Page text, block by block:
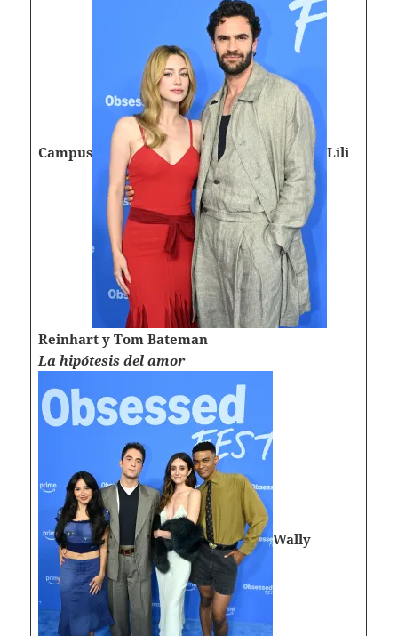
Campus Lili
Reinhart y Tom Bateman
La hipótesis del amor
Wally